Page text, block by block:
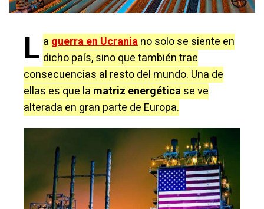
L a guerra en Ucraniano solo se siente en
dicho país, sino que también trae
consecuencias al resto del mundo. Una de
ellas es que la matriz energéticase ve
alterada en gran parte de Europa.